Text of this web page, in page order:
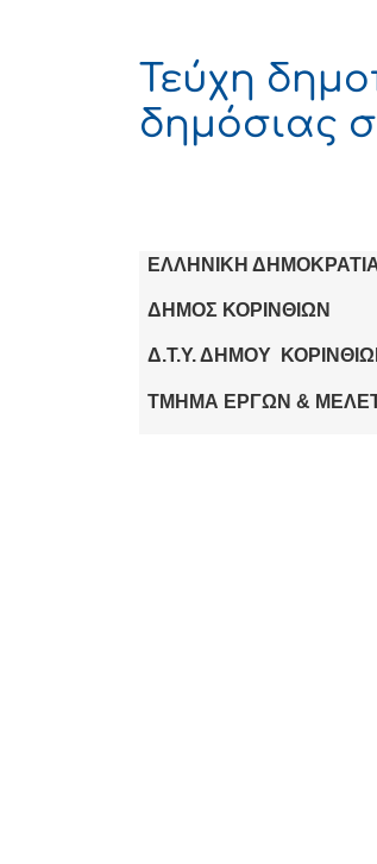
Τεύχη
δημόσιας
ΕΛΛΗΝΙΚΗ
ΔΗΜΟΣ ΚΟΡΙΝΘΙΩΝ
Δ.Τ.Υ. ΔΗΜΟΥ
ΤΜΗΜΑ ΕΡΓΩΝ &